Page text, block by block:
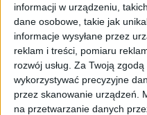
informacji w urządzeniu,
dane osobowe, takie jak
informacje wysyłane przez
reklam i treści, pomiaru
rozwój usług. Za Twoją
wykorzystywać precyzyjne
przez skanowanie urządzeń.
na przetwarzanie danych
Surron Tuleja